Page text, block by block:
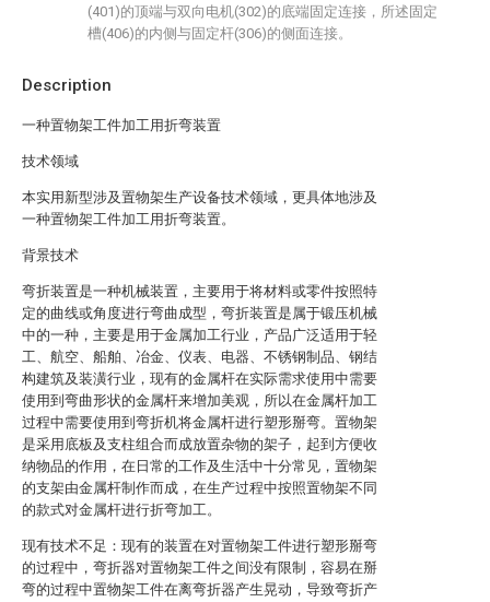
Description
一种置物架工件加工用折弯装置
技术领域
本实用新型涉及置物架生产设备技术领域，更具体地涉及
一种置物架工件加工用折弯装置。
背景技术
弯折装置是一种机械装置，主要用于将材料或零件按照特
定的曲线或角度进行弯曲成型，弯折装置是属于锻压机械
中的一种，主要是用于金属加工行业，产品广泛适用于轻
工、航空、船舶、冶金、仪表、电器、不锈钢制品、钢结
构建筑及装潢行业，现有的金属杆在实际需求使用中需要
使用到弯曲形状的金属杆来增加美观，所以在金属杆加工
过程中需要使用到弯折机将金属杆进行塑形掰弯。置物架
是采用底板及支柱组合而成放置杂物的架子，起到方便收
纳物品的作用，在日常的工作及生活中十分常见，置物架
的支架由金属杆制作而成，在生产过程中按照置物架不同
的款式对金属杆进行折弯加工。
现有技术不足：现有的装置在对置物架工件进行塑形掰弯
的过程中，弯折器对置物架工件之间没有限制，容易在掰
弯的过程中置物架工件在离弯折器产生晃动，导致弯折产
(401)的顶端与双向电机(302)的底端固定连接，所述固定
槽(406)的内侧与固定杆(306)的侧面连接。